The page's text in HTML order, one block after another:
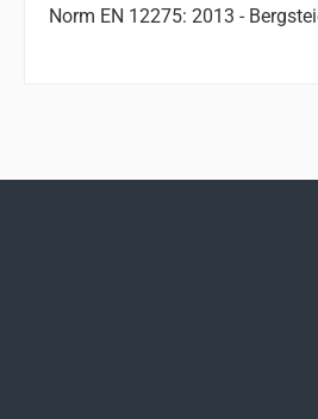
Norm EN 12275: 2013 -